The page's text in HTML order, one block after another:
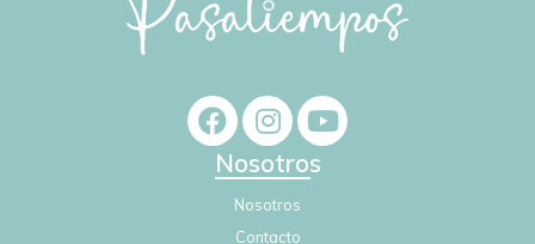
Nosotros
Nosotros
Contacto